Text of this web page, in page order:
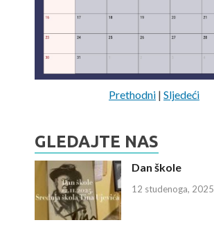
Prethodni |Sljedeći
GLEDAJTE NAS
Dan škole
12 studenoga, 2025